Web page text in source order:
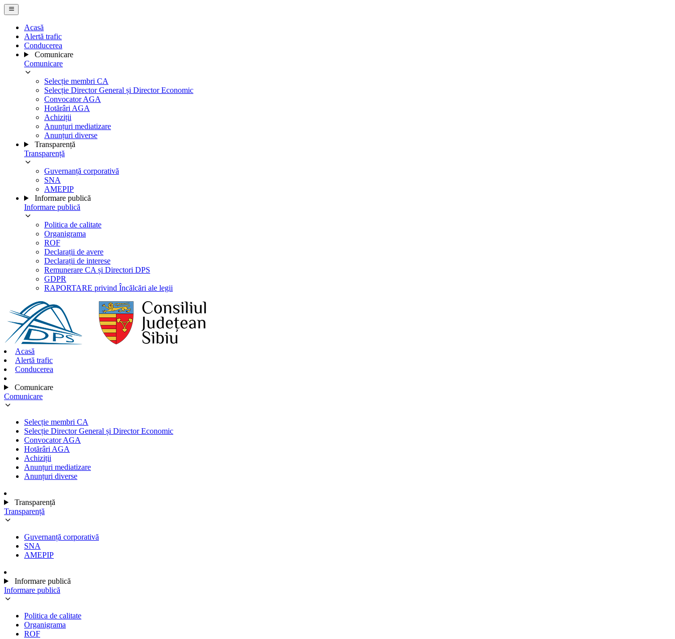
Acasă
Alertă trafic
Conducerea
Comunicare
Comunicare
Selecție membri CA
Selecție Director General și Director Economic
Convocator AGA
Hotărâri AGA
Achiziții
Anunțuri mediatizare
Anunțuri diverse
Transparență
Transparență
Guvernanță corporativă
SNA
AMEPIP
Informare publică
Informare publică
Politica de calitate
Organigrama
ROF
Declarații de avere
Declarații de interese
Remunerare CA și Directori DPS
GDPR
RAPORTARE privind Încălcări ale legii
Acasă
Alertă trafic
Conducerea
Comunicare
Comunicare
Selecție membri CA
Selecție Director General și Director Economic
Convocator AGA
Hotărâri AGA
Achiziții
Anunțuri mediatizare
Anunțuri diverse
Transparență
Transparență
Guvernanță corporativă
SNA
AMEPIP
Informare publică
Informare publică
Politica de calitate
Organigrama
ROF